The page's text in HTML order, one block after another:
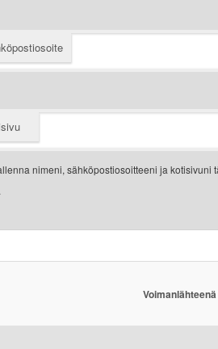
nimeni, sähköpostiosoitteeni ja